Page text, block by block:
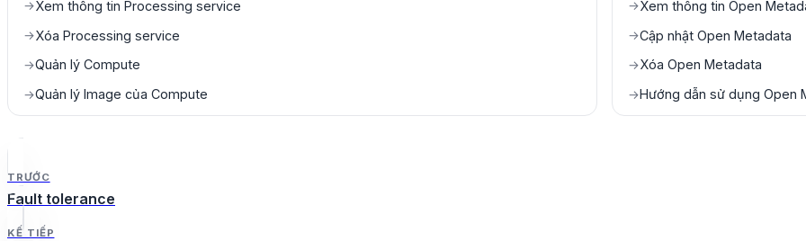
→Xem thông tin Processing service
→Xóa Processing service
→Quản lý Compute
→Quản lý Image của Compute
→Xem thông tin Open
→Cập nhật Open Metadata
→Xóa Open Metadata
→Hướng dẫn sử dụng Open
TRƯỚC
Fault tolerance
KẾ TIẾP